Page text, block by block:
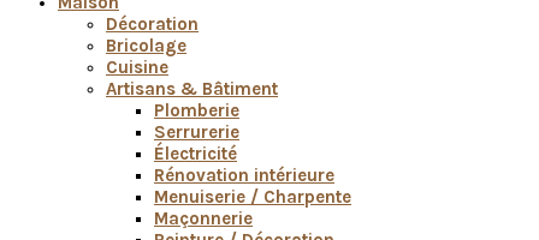
Décoration
Bricolage
Cuisine
Artisans & Bâtiment
Plomberie
Serrurerie
Électricité
Rénovation intérieure
Menuiserie / Charpente
Maçonnerie